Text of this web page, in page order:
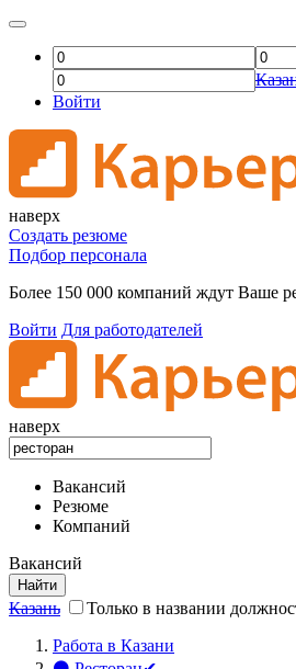
Войти
наверх
Создать резюме
Подбор персонала
Более 150 000 компаний ждут Ваше
Войти Для работодателей
наверх
Вакансий
Резюме
Компаний
Вакансий
Найти
Казань
Только в названии
Работа в Казани